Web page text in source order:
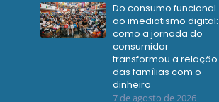
Do consumo funcional
ao imediatismo digital:
como a jornada do
consumidor
transformou a relação
das famílias com o
dinheiro
7 de agosto de 2026